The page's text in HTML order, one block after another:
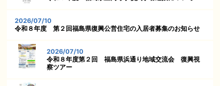
2026/07/10
令和８年度 第２回福島県復興公営住宅の入居者募集のお知らせ
2026/07/10
令和８年度第２回 福島県浜通り地域交流会 復興視
察ツアー